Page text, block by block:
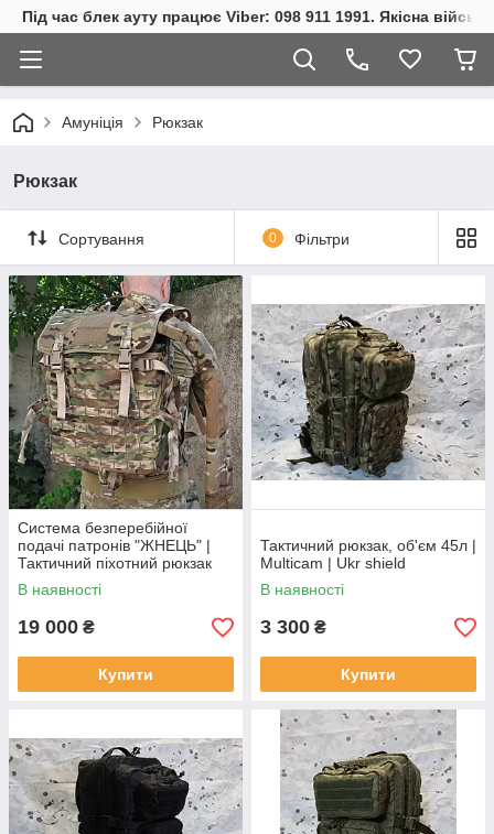
Під час блек ауту працює Viber: 098 911 1991. Якісна
Амуніція Рюкзак
Рюкзак
Сортування 0 Фільтри
Система безперебійної
подачі патронів "ЖНЕЦЬ" |
Тактичний піхотний рюкзак
кулеметника | Multicam | Ukr
shield
В наявності
19 000 ₴
Купити
Тактичний рюкзак, об'єм 45л |
Multicam | Ukr shield
В наявності
3 300 ₴
Купити